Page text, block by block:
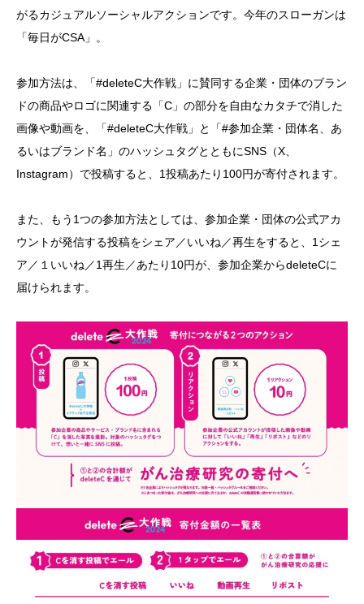
がるカジュアルソーシャルアクションです。今年のスローガンは
「毎日がCSA」。
参加方法は、「#deleteC大作戦」に賛同する企業・団体のブラン
ドの商品やロゴに関連する「C」の部分を自由なカタチで消した
画像や動画を、「#deleteC大作戦」と「#参加企業・団体名、あ
るいはブランド名」のハッシュタグとともにSNS（X、
Instagram）で投稿すると、1投稿あたり100円が寄付されます。
また、もう1つの参加方法としては、参加企業・団体の公式アカ
ウントが発信する投稿をシェア／いいね／再生をすると、1シェ
ア／１いいね／1再生／あたり10円が、参加企業からdeleteCに
届けられます。